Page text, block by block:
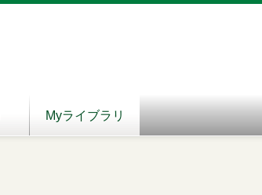
Myライブラリ